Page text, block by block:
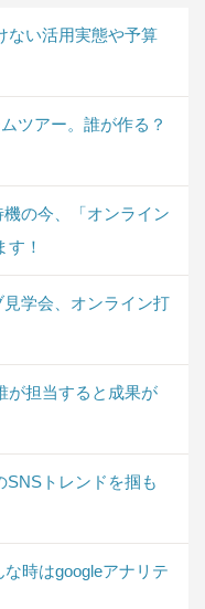
ない活用実態や予算
ツアー。誰が作る？
の今、「オンライン
！
学会、オンライン打
が担当すると成果が
SNSトレンドを掴も
時はgoogleアナリテ